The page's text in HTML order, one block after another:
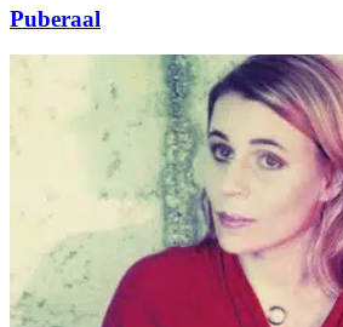
Puberaal